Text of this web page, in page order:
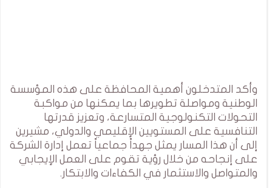
وأكد المتدخلون أهمية المحافظة على هذه المؤسسة
الوطنية ومواصلة تطويرها بما يمكنها من مواكبة
التحولات التكنولوجية المتسارعة، وتعزيز قدرتها
التنافسية على المستويين الإقليمي والدولي، مشيرين
إلى أن هذا المسار يمثل جهداً جماعياً تعمل إدارة الشركة
على إنجاحه من خلال رؤية تقوم على العمل الإيجابي
والمتواصل والاستثمار في الكفاءات والابتكار.